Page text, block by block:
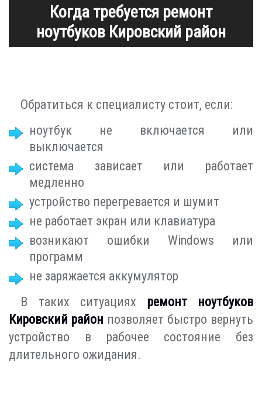
Когда требуется ремонт
ноутбуков Кировский район
Обратиться к специалисту стоит, если:
ноутбук не включается или
выключается
система зависает или работает
медленно
устройство перегревается и шумит
не работает экран или клавиатура
возникают ошибки Windows или
программ
не заряжается аккумулятор
В таких ситуациях ремонт ноутбуков
Кировский район позволяет быстро вернуть
устройство в рабочее состояние без
длительного ожидания.